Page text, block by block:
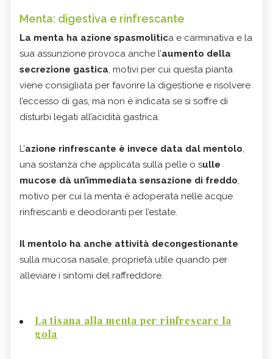
Menta: digestiva e rinfrescante
La menta ha azione spasmolitica e carminativa e la
sua assunzione provoca anche l’aumento della
secrezione gastica, motivi per cui questa pianta
viene consigliata per favorire la digestione e risolvere
l’eccesso di gas, ma non è indicata se si soffre di
disturbi legati all’acidità gastrica.
L’azione rinfrescante è invece data dal mentolo,
una sostanza che applicata sulla pelle o sulle
mucose dà un’immediata sensazione di freddo,
motivo per cui la menta è adoperata nelle acque
rinfrescanti e deodoranti per l’estate.
Il mentolo ha anche attività decongestionante
sulla mucosa nasale, proprietà utile quando per
alleviare i sintomi del raffreddore.
La tisana alla menta per rinfrescare la
gola